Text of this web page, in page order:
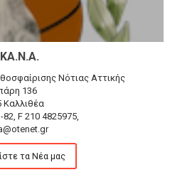
Νότιας Αττικής
136
Καλλιθέα
82, F 210 4825975,
τα Νέα μας